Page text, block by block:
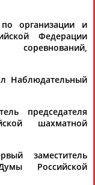
организации и
Федерации
Наблюдательный
председателя
шахматной
заместитель
Российской